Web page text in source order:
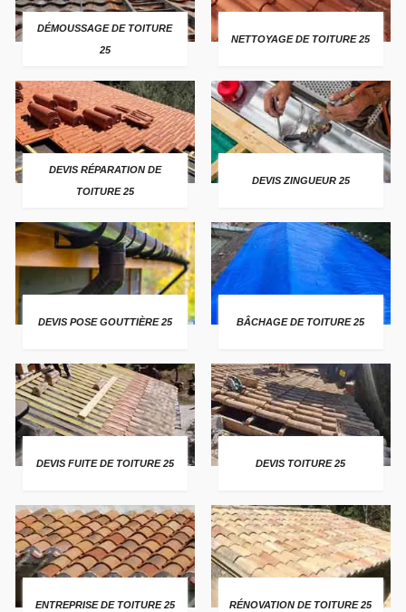
DÉMOUSSAGE DE TOITURE
25
NETTOYAGE DE TOITURE 25
DEVIS RÉPARATION DE
TOITURE 25
DEVIS ZINGUEUR 25
DEVIS POSE GOUTTIÈRE 25 BÂCHAGE DE TOITURE 25
DEVIS FUITE DE TOITURE 25 DEVIS TOITURE 25
ENTREPRISE DE TOITURE 25 RÉNOVATION DE TOITURE 25